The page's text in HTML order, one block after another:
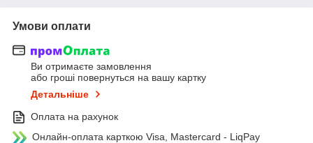
Умови оплати
Ви отримаєте замовлення
або гроші повернуться на вашу картку
Детальніше
Оплата на рахунок
Онлайн-оплата карткою Visa, Mastercard - LiqPay